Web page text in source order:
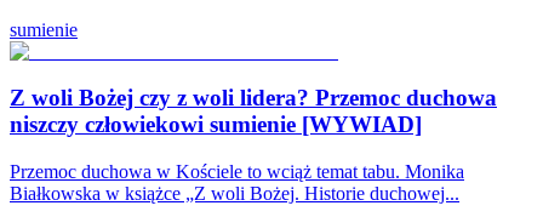
sumienie
Z woli Bożej czy z woli lidera? Przemoc duchowa
niszczy człowiekowi sumienie [WYWIAD]
Przemoc duchowa w Kościele to wciąż temat tabu. Monika
Białkowska w książce „Z woli Bożej. Historie duchowej...